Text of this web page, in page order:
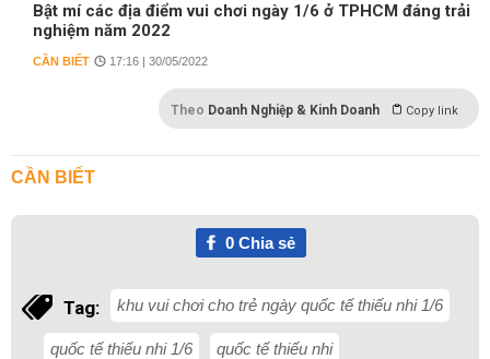
Bật mí các địa điểm vui chơi ngày 1/6 ở TPHCM đáng trải
nghiệm năm 2022
CẦN BIẾT 17:16 | 30/05/2022
Theo Doanh Nghiệp & Kinh Doanh Copy link
CẦN BIẾT
0Chia sẻ
Tag: khu vui chơi cho trẻ ngày quốc tế thiếu nhi 1/6
quốc tế thiếu nhi 1/6 quốc tế thiếu nhi